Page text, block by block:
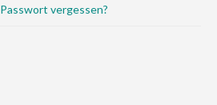
Passwort vergessen?